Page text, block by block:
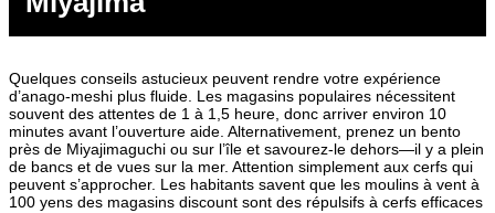
Quelques conseils astucieux peuvent rendre votre expérience
d’anago-meshi plus fluide. Les magasins populaires nécessitent
souvent des attentes de 1 à 1,5 heure, donc arriver environ 10
minutes avant l’ouverture aide. Alternativement, prenez un bento
près de Miyajimaguchi ou sur l’île et savourez-le dehors—il y a plein
de bancs et de vues sur la mer. Attention simplement aux cerfs qui
peuvent s’approcher. Les habitants savent que les moulins à vent à
100 yens des magasins discount sont des répulsifs à cerfs efficaces